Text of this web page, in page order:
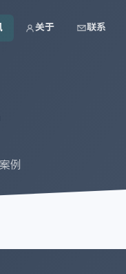
关于 联系
例